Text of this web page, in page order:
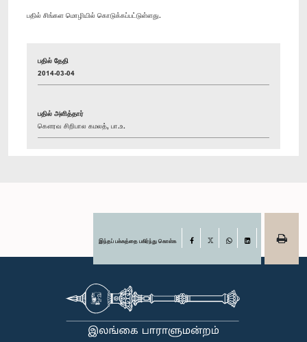
பதில் சிங்கள மொழியில் கொடுக்கப்பட்டுள்ளது.
பதில் தேதி
2014-03-04
பதில் அளித்தார்
கௌரவ சிறிபால கமலத், பா.உ.
இந்தப் பக்கத்தை பகிர்ந்து கொள்க Facebook